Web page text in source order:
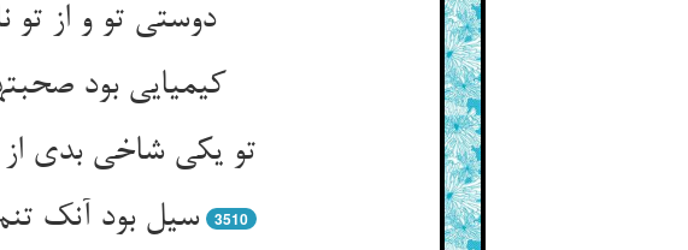
دوستی تو و از
کیمیایی بود
تو یکی شاخی بدی
سیل بود آنک
3510